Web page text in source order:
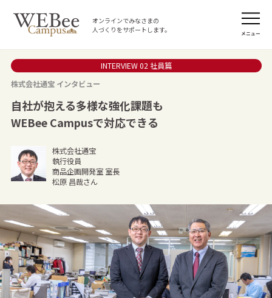
オンラインでみなさまの
人づくりをサポートします。
メニュー
INTERVIEW 02 社員篇
株式会社通宝 インタビュー
自社が抱える多様な強化課題も
WEBee Campusで対応できる
株式会社通宝
執行役員
商品企画開発室 室長
松原 昌哉さん